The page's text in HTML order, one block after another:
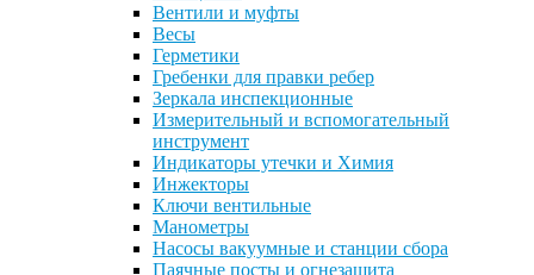
Вентили и муфты
Весы
Герметики
Гребенки для правки ребер
Зеркала инспекционные
Измерительный и вспомогательный
инструмент
Индикаторы утечки и Химия
Инжекторы
Ключи вентильные
Манометры
Насосы вакуумные и станции сбора
Паячные посты и огнезащита